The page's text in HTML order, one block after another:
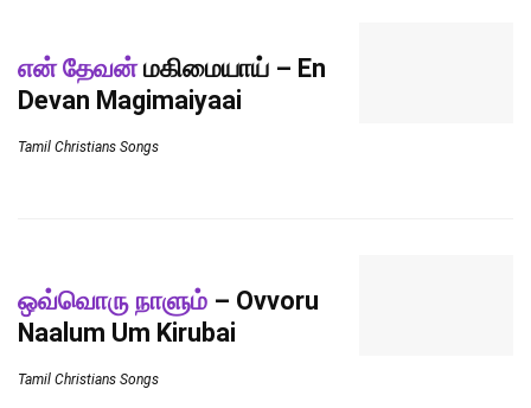
என் தேவன்மகிமையாய் – En
Devan Magimaiyaai
Tamil Christians Songs
ஒவ்வொரு நாளும் – Ovvoru
Naalum Um Kirubai
Tamil Christians Songs